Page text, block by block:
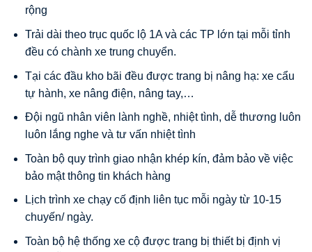
rộng
Trải dài theo trục quốc lộ 1A và các TP lớn tại mỗi tỉnh
đều có chành xe trung chuyển.
Tại các đầu kho bãi đều được trang bị nâng hạ: xe cẩu
tự hành, xe nâng điện, nâng tay,…
Đội ngũ nhân viên lành nghề, nhiệt tình, dễ thương luôn
luôn lắng nghe và tư vấn nhiệt tình
Toàn bộ quy trình giao nhận khép kín, đảm bảo về việc
bảo mật thông tin khách hàng
Lịch trình xe chạy cố định liên tục mỗi ngày từ 10-15
chuyến/ ngày.
Toàn bộ hệ thống xe cộ được trang bị thiết bị định vị